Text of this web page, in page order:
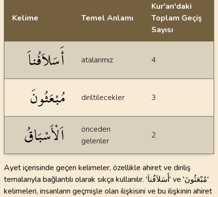
Kelime Temel Anlamı
Kur'an'daki
Toplam Geçiş
Sayısı
أَسَلاَفُناَ atalarımız 4
مُبْعَثُونَ diriltilecekler 3
اَلْأَسْبَاقُ
önceden
gelenler
2
Ayet içerisinde geçen kelimeler, özellikle ahiret ve diriliş
temalarıyla bağlantılı olarak sıkça kullanılır. 'أَسَلاَفُناَ' ve 'مُبْعَثُونَ'
kelimeleri, insanların geçmişle olan ilişkisini ve bu ilişkinin ahiret